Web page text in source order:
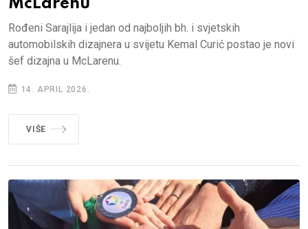
McLarenu
Rođeni Sarajlija i jedan od najboljih bh. i svjetskih
automobilskih dizajnera u svijetu Kemal Curić postao je novi
šef dizajna u McLarenu.
14. APRIL 2026.
VIŠE